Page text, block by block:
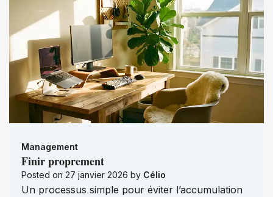
Management
Finir proprement
Posted on 27 janvier 2026 by Célio
Un processus simple pour éviter l’accumulation